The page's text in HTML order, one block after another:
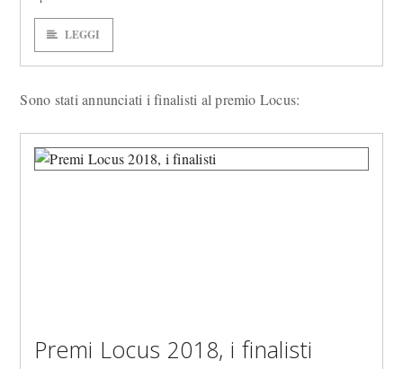
LEGGI
Sono stati annunciati i finalisti al premio Locus:
Premi Locus 2018, i finalisti